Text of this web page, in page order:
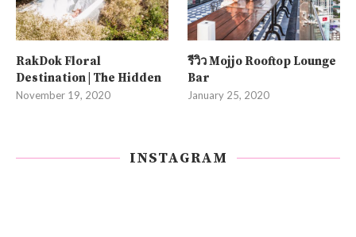
RakDok Floral
Destination | The Hidden
November 19, 2020
รีวิว Mojjo Rooftop Lounge
Bar
January 25, 2020
INSTAGRAM